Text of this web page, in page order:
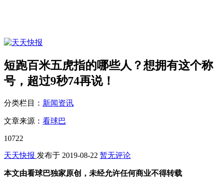
短跑百米五虎指的哪些人？想拥有这个称
号，超过9秒74再说！
分类栏目： 新闻资讯
文章来源： 看球巴
10722
天天快报 发布于 2019-08-22 暂无评论
本文由看球巴独家原创，未经允许任何商业不得转载